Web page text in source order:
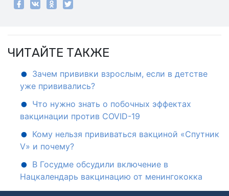
ЧИТАЙТЕ ТАКЖЕ
Зачем прививки взрослым, если в детстве
уже прививались?
Что нужно знать о побочных эффектах
вакцинации против COVID-19
Кому нельзя прививаться вакциной «Спутник
V» и почему?
В Госудме обсудили включение в
Нацкалендарь вакцинацию от менингококка